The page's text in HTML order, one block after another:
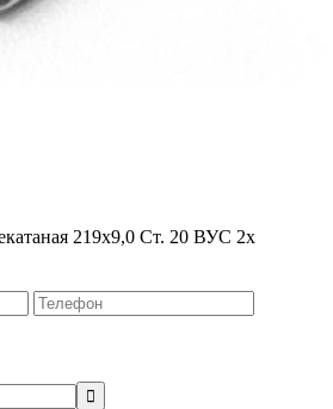
219х9,0 Ст. 20 ВУС 2х